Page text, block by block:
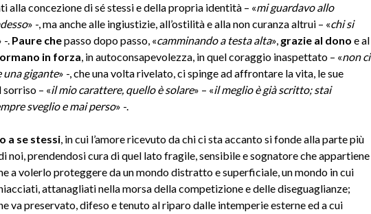
alla concezione di sé stessi e della propria identità – «mi guardavo allo
» -, ma anche alle ingiustizie, all’ostilità e alla non curanza altrui – «chi si
-. Paure chepasso dopo passo, «camminando a testa alta», grazie al dono e al
in forza, in autoconsapevolezza, in quel coraggio inaspettato – «non ci
una gigante» -, che una volta rivelato, ci spinge ad affrontare la vita, le sue
– «il mio carattere, quello è solare» – «il meglio è già scritto; stai
sveglio e mai perso» -.
a se stessi, in cui l’amore ricevuto da chi ci sta accanto si fonde alla parte più
noi, prendendosi cura di quel lato fragile, sensibile e sognatore che appartiene
a volerlo proteggere da un mondo distratto e superficiale, un mondo in cui
attanagliati nella morsa della competizione e delle diseguaglianze;
va preservato, difeso e tenuto al riparo dalle intemperie esterne ed a cui